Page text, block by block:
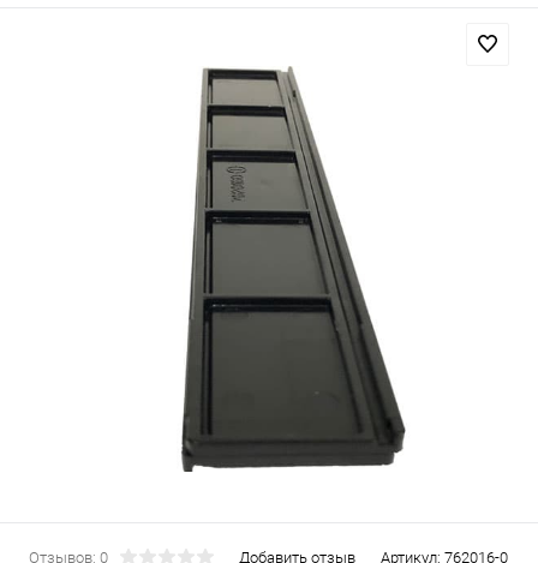
Отзывов: 0 Добавить отзыв Артикул: 762016-0